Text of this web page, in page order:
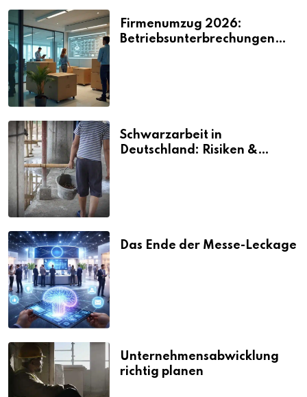
Firmenumzug 2026:
Betriebsunterbrechungen
Schwarzarbeit in
Deutschland: Risiken &
Das Ende der Messe-Leckage
Unternehmensabwicklung
richtig planen